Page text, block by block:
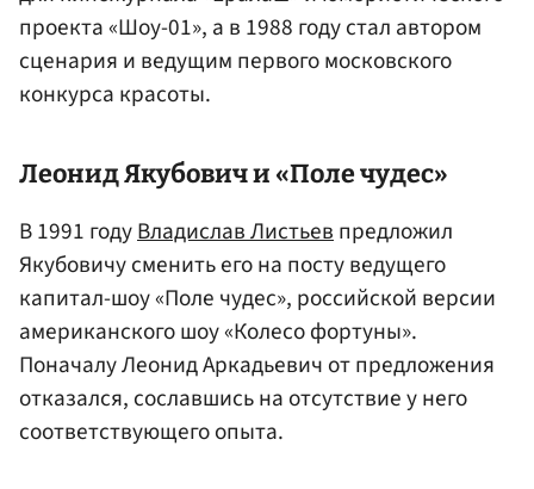
проекта «Шоу-01», а в 1988 году стал автором
сценария и ведущим первого московского
конкурса красоты.
Леонид Якубович и «Поле чудес»
В 1991 годуВладислав Листьевпредложил
Якубовичу сменить его на посту ведущего
капитал-шоу «Поле чудес», российской версии
американского шоу «Колесо фортуны».
Поначалу Леонид Аркадьевич от предложения
отказался, сославшись на отсутствие у него
соответствующего опыта.